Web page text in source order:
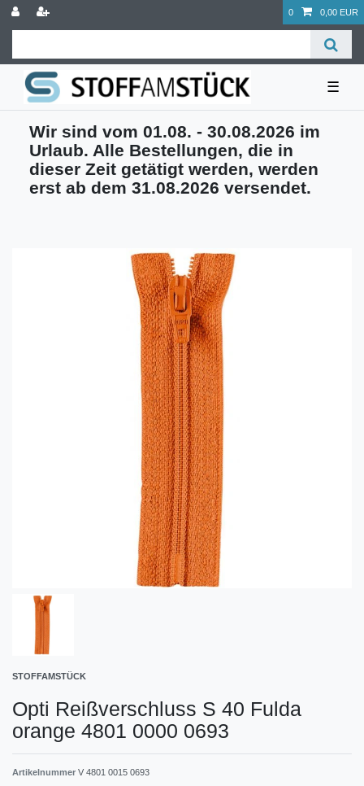
0 0,00 EUR
☰
Wir sind vom 01.08. - 30.08.2026 im
Urlaub. Alle Bestellungen, die in
dieser Zeit getätigt werden, werden
erst ab dem 31.08.2026 versendet.
STOFFAMSTÜCK
Opti Reißverschluss S 40 Fulda
orange 4801 0000 0693
Artikelnummer V 4801 0015 0693